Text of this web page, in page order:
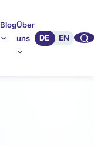
BlogÜber
uns
DE EN 🔍︎︎